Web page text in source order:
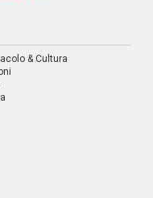
& Cultura